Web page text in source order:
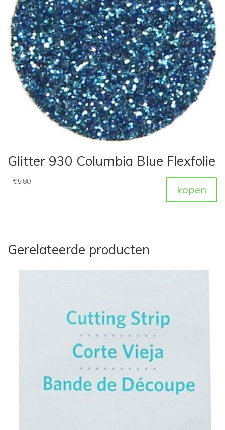
Glitter 930 Columbia Blue Flexfolie
€5,80
kopen
Gerelateerde producten